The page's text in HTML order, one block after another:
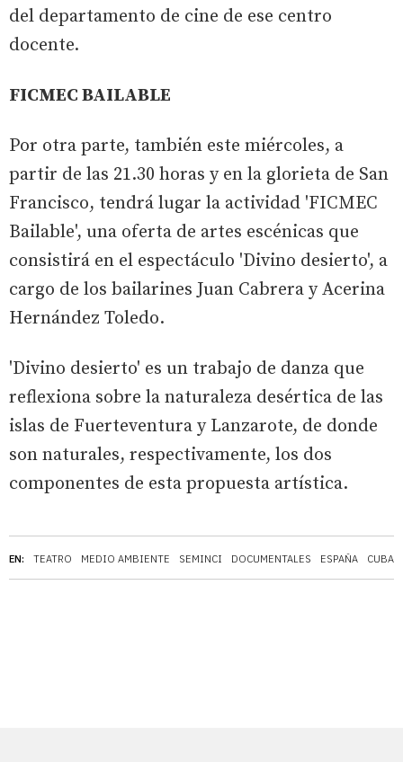
EN: TEATRO MEDIO AMBIENTE SEMINCI DOCUMENTALES ESPAÑA CUBA
del departamento de cine de ese centro
docente.
FICMEC BAILABLE
Por otra parte, también este miércoles, a
partir de las 21.30 horas y en la glorieta de San
Francisco, tendrá lugar la actividad 'FICMEC
Bailable', una oferta de artes escénicas que
consistirá en el espectáculo 'Divino desierto', a
cargo de los bailarines Juan Cabrera y Acerina
Hernández Toledo.
'Divino desierto' es un trabajo de danza que
reflexiona sobre la naturaleza desértica de las
islas de Fuerteventura y Lanzarote, de donde
son naturales, respectivamente, los dos
componentes de esta propuesta artística.